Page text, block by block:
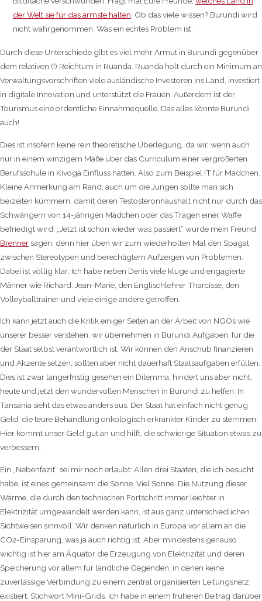
der Welt sie für das ärmste halten. Ob das viele wissen? Burundi wird
nicht wahrgenommen. Was ein echtes Problem ist.
Durch diese Unterschiede gibt es viel mehr Armut in Burundi gegenüber
dem relativen (!) Reichtum in Ruanda. Ruanda holt durch ein Minimum an
Verwaltungsvorschriften viele ausländische Investoren ins Land, investiert
in digitale Innovation und unterstützt die Frauen. Außerdem ist der
Tourismus eine ordentliche Einnahmequelle. Das alles könnte Burundi
auch!
Dies ist insofern keine rein theoretische Überlegung, da wir, wenn auch
nur in einem winzigem Maße über das Curriculum einer vergrößerten
Berufsschule in Kivoga Einfluss hätten. Also zum Beispiel IT für Mädchen.
Kleine Anmerkung am Rand: auch um die Jungen sollte man sich
beizeiten kümmern, damit deren Testosteronhaushalt nicht nur durch das
Schwängern von 14-jährigen Mädchen oder das Tragen einer Waffe
befriedigt wird. „Jetzt ist schon wieder was passiert“ würde mein Freund
Brennersagen, denn hier üben wir zum wiederholten Mal den Spagat
zwischen Stereotypen und berechtigtem Aufzeigen von Problemen.
Dabei ist völlig klar: Ich habe neben Denis viele kluge und engagierte
Männer wie Richard, Jean-Marie, den Englischlehrer Tharcisse, den
Volleyballtrainer und viele einige andere getroffen.
Ich kann jetzt auch die Kritik einiger Seiten an der Arbeit von NGOs wie
unserer besser verstehen: wir übernehmen in Burundi Aufgaben, für die
der Staat selbst verantwortlich ist. Wir können den Anschub finanzieren
und Akzente setzen, sollten aber nicht dauerhaft Staatsaufgaben erfüllen.
Dies ist zwar längerfristig gesehen ein Dilemma, hindert uns aber nicht,
heute und jetzt den wundervollen Menschen in Burundi zu helfen. In
Tansania sieht das etwas anders aus. Der Staat hat einfach nicht genug
Geld, die teure Behandlung onkologisch erkrankter Kinder zu stemmen.
Hier kommt unser Geld gut an und hilft, die schwierige Situation etwas zu
verbessern.
Ein „Nebenfazit“ sei mir noch erlaubt: Allen drei Staaten, die ich besucht
habe, ist eines gemeinsam: die Sonne. Viel Sonne. Die Nutzung dieser
Wärme, die durch den technischen Fortschritt immer leichter in
Elektrizität umgewandelt werden kann, ist aus ganz unterschiedlichen
Sichtweisen sinnvoll. Wir denken natürlich in Europa vor allem an die
CO2-Einsparung, was ja auch richtig ist. Aber mindestens genauso
wichtig ist hier am Äquator die Erzeugung von Elektrizität und deren
Speicherung vor allem für ländliche Gegenden, in denen keine
zuverlässige Verbindung zu einem zentral organisierten Leitungsnetz
existiert; Stichwort Mini-Grids. Ich habe in einem früheren Beitrag darüber